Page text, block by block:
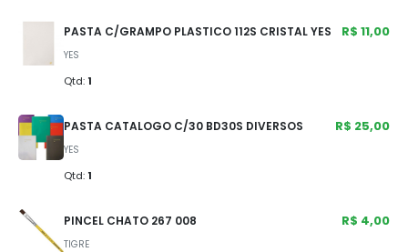
PASTA C/GRAMPO PLASTICO 112S CRISTAL YES
YES
Qtd: 1
R$ 11,00
PASTA CATALOGO C/30 BD30S DIVERSOS
YES
Qtd: 1
R$ 25,00
PINCEL CHATO 267 008
TIGRE
R$ 4,00